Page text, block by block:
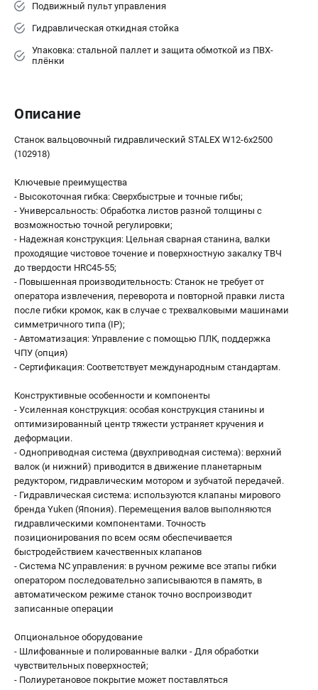
Подвижный пульт управления
Гидравлическая откидная стойка
Упаковка: стальной паллет и защита обмоткой из ПВХ-
плёнки
Описание
Станок вальцовочный гидравлический STALEX W12-6x2500
(102918)
Ключевые преимущества
- Высокоточная гибка: Сверхбыстрые и точные гибы;
- Универсальность: Обработка листов разной толщины с
возможностью точной регулировки;
- Надежная конструкция: Цельная сварная станина, валки
проходящие чистовое точение и поверхностную закалку ТВЧ
до твердости HRC45-55;
- Повышенная производительность: Станок не требует от
оператора извлечения, переворота и повторной правки листа
после гибки кромок, как в случае с трехвалковыми машинами
симметричного типа (IP);
- Автоматизация: Управление с помощью ПЛК, поддержка
ЧПУ (опция)
- Сертификация: Соответствует международным стандартам.
Конструктивные особенности и компоненты
- Усиленная конструкция: особая конструкция станины и
оптимизированный центр тяжести устраняет кручения и
деформации.
- Одноприводная система (двухприводная система): верхний
валок (и нижний) приводится в движение планетарным
редуктором, гидравлическим мотором и зубчатой передачей.
- Гидравлическая система: используются клапаны мирового
бренда Yuken (Япония). Перемещения валов выполняются
гидравлическими компонентами. Точность
позиционирования по всем осям обеспечивается
быстродействием качественных клапанов
- Система NC управления: в ручном режиме все этапы гибки
оператором последовательно записываются в память, в
автоматическом режиме станок точно воспроизводит
записанные операции
Опциональное оборудование
- Шлифованные и полированные валки - Для обработки
чувствительных поверхностей;
- Полиуретановое покрытие может поставляться